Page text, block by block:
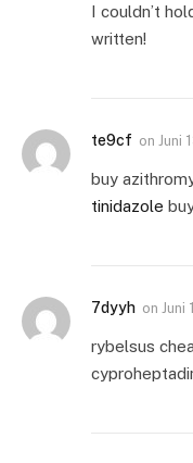
I couldn’t
written!
te9cf on Juni
buy
tinidazole
7dyyh on Juni
rybelsus